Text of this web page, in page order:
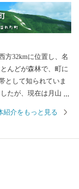
方32kmに位置し、名
んどが森林で、町に
として知られていま
販売、月山湖大噴水
紹介をもっと見る